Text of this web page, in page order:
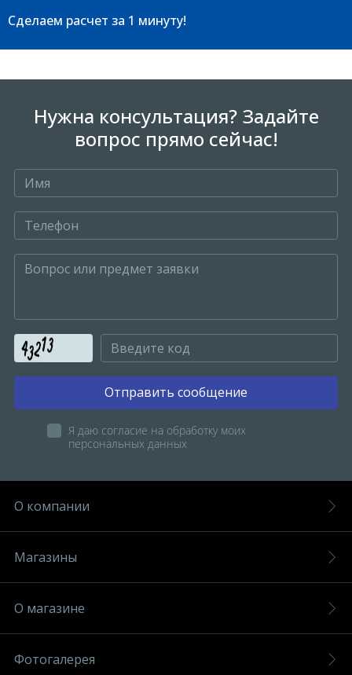
Сделаем расчет за 1 минуту!
Нужна консультация? Задайте
вопрос прямо сейчас!
Отправить сообщение
Я даю согласие на обработку моих
персональных данных
О компании
Магазины
О магазине
Фотогалерея